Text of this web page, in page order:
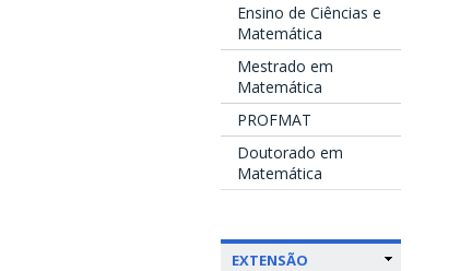
Ensino de Ciências e
Matemática
Mestrado em
Matemática
PROFMAT
Doutorado em
Matemática
EXTENSÃO